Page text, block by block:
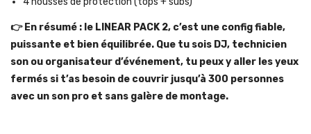
👉 En résumé : le LINEAR PACK 2, c’est une config fiable,
puissante et bien équilibrée. Que tu sois DJ, technicien
son ou organisateur d’événement, tu peux y aller les yeux
fermés si t’as besoin de couvrir jusqu’à 300 personnes
avec un son pro et sans galère de montage.